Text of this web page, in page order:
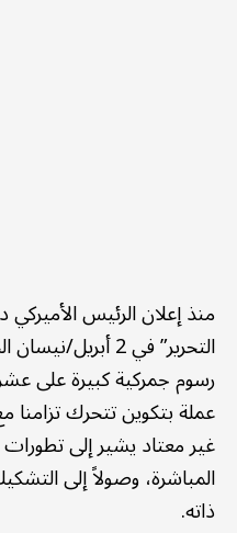
منذ إعلان الرئيس
التحرير” في 2
رسوم جمركية كبيرة على
عملة بتكوين تتحرك تزامنا
غير معتاد يشير إلى تطورات
المباشرة، وصولاً إلى
ذاته.